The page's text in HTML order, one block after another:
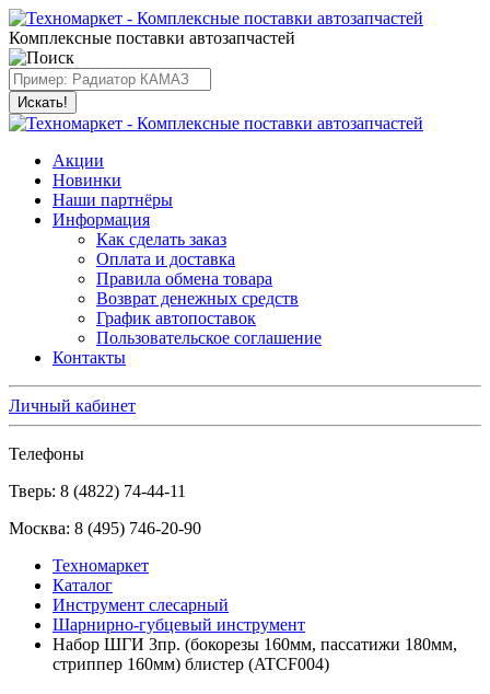
Комплексные поставки автозапчастей
Искать!
Акции
Новинки
Наши партнёры
Информация
Как сделать заказ
Оплата и доставка
Правила обмена товара
Возврат денежных средств
График автопоставок
Пользовательское соглашение
Контакты
Личный кабинет
Телефоны
Тверь: 8 (4822) 74-44-11
Москва: 8 (495) 746-20-90
Техномаркет
Каталог
Инструмент слесарный
Шарнирно-губцевый инструмент
Набор ШГИ 3пр. (бокорезы 160мм, пассатижи 180мм,
стриппер 160мм) блистер (ATCF004)